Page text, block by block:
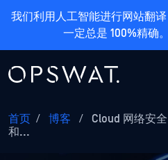
我们利用人工智能进行网站翻
一定总是 100%精确
首页 / 博客 /
Cloud 网络安
和...